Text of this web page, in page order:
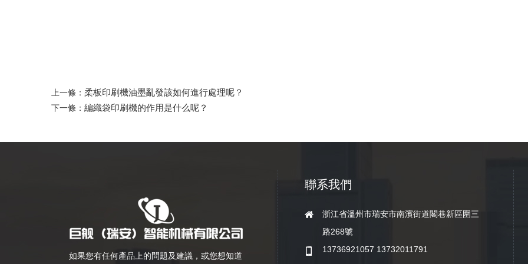
上一條： 柔板印刷機油墨亂發該如何進行處理呢？
下一條： 編織袋印刷機的作用是什么呢？
如果您有任何產品上的問題及建議，或您想知道
聯系我們
浙江省溫州市瑞安市南濱街道閣巷新區圍三
路268號
13736921057 13732011791